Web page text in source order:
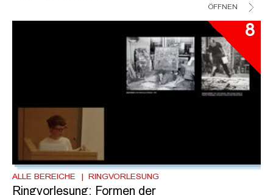
ÖFFNEN
8
ALLE BEREICHE RINGVORLESUNG
Ringvorlesung: Formen der